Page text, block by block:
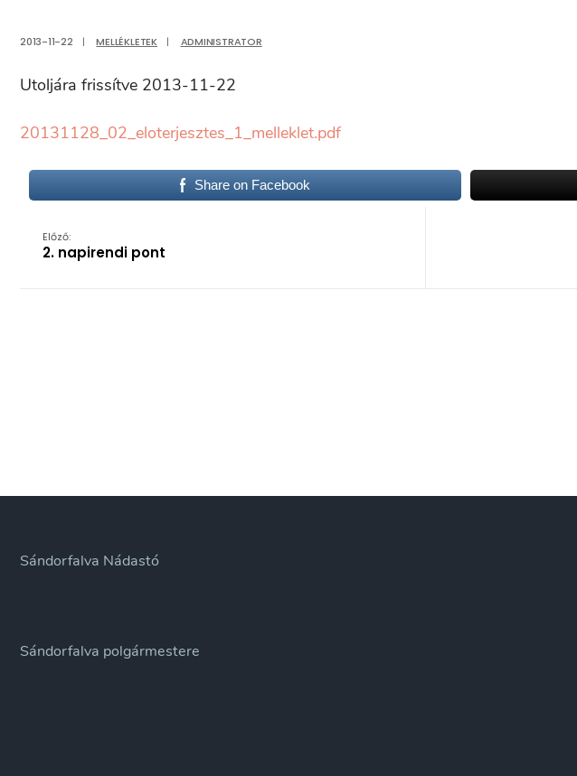
2013-11-22 | MELLÉKLETEK | ADMINISTRATOR
Utoljára frissítve 2013-11-22
20131128_02_eloterjesztes_1_melleklet.pdf
Share on Facebook
Előző:
2. napirendi pont
Sándorfalva Nádastó
Sándorfalva polgármestere